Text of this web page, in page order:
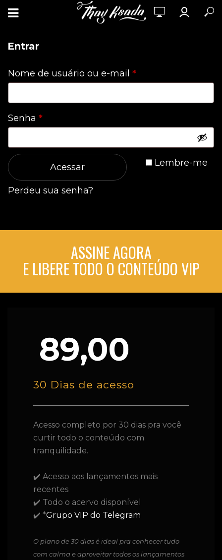
Entrar
Nome de usuário ou e-mail *Obrigatório
Senha *Obrigatório
Lembre-me
Acessar
Perdeu sua senha?
ASSINE AGORA
E LIBERE TODO O CONTEÚDO VIP
89,00
30 Dias de acesso
Acesso completo por 30 dias pra você
curtir todo o conteúdo com
tranquilidade.
✔️ Acesso aos lançamentos mais
recentes
✔️ Todo o acervo disponível
✔️ *Grupo VIP do Telegram
O plano de 30 dias é ideal pra conhecer tudo
com calma e aproveitar todos os lançamentos